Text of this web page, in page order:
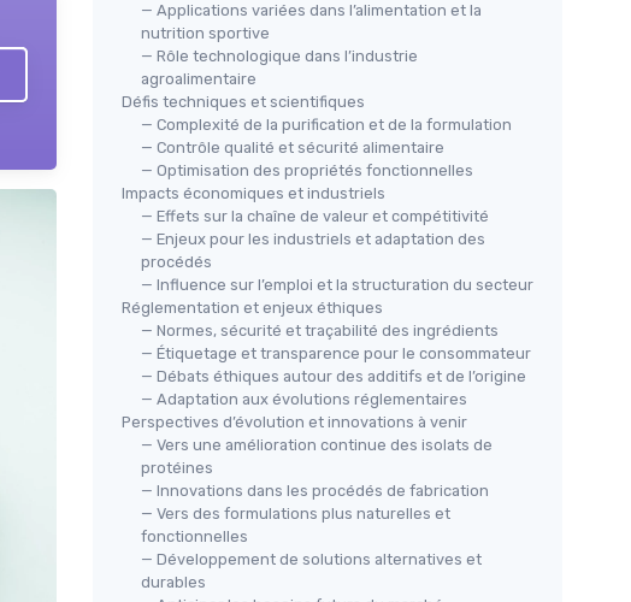
— Applications variées dans l’alimentation et la
nutrition sportive
— Rôle technologique dans l’industrie
agroalimentaire
Défis techniques et scientifiques
— Complexité de la purification et de la formulation
— Contrôle qualité et sécurité alimentaire
— Optimisation des propriétés fonctionnelles
Impacts économiques et industriels
— Effets sur la chaîne de valeur et compétitivité
— Enjeux pour les industriels et adaptation des
procédés
— Influence sur l’emploi et la structuration du secteur
Réglementation et enjeux éthiques
— Normes, sécurité et traçabilité des ingrédients
— Étiquetage et transparence pour le consommateur
— Débats éthiques autour des additifs et de l’origine
— Adaptation aux évolutions réglementaires
Perspectives d’évolution et innovations à venir
— Vers une amélioration continue des isolats de
protéines
— Innovations dans les procédés de fabrication
— Vers des formulations plus naturelles et
fonctionnelles
— Développement de solutions alternatives et
durables